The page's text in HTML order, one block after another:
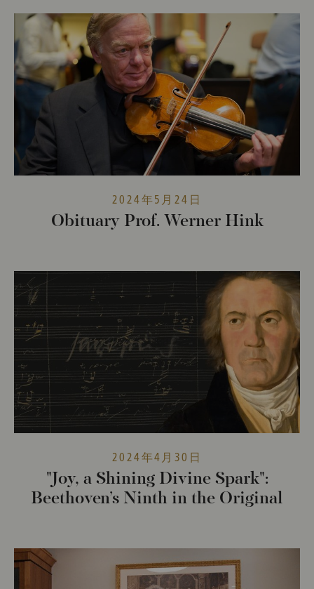
2024年5月24日
Obituary Prof. Werner Hink
2024年4月30日
"Joy, a Shining Divine Spark":
Beethoven’s Ninth in the Original